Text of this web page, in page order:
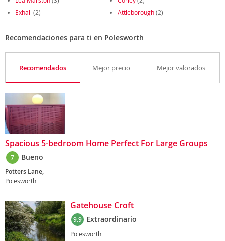
Exhall (2) Attleborough(2)
Recomendaciones para ti en Polesworth
Recomendados Mejor precio Mejor valorados
Spacious 5-bedroom Home Perfect For Large Groups
7 Bueno
Potters Lane,
Polesworth
Gatehouse Croft
9.9 Extraordinario
Polesworth